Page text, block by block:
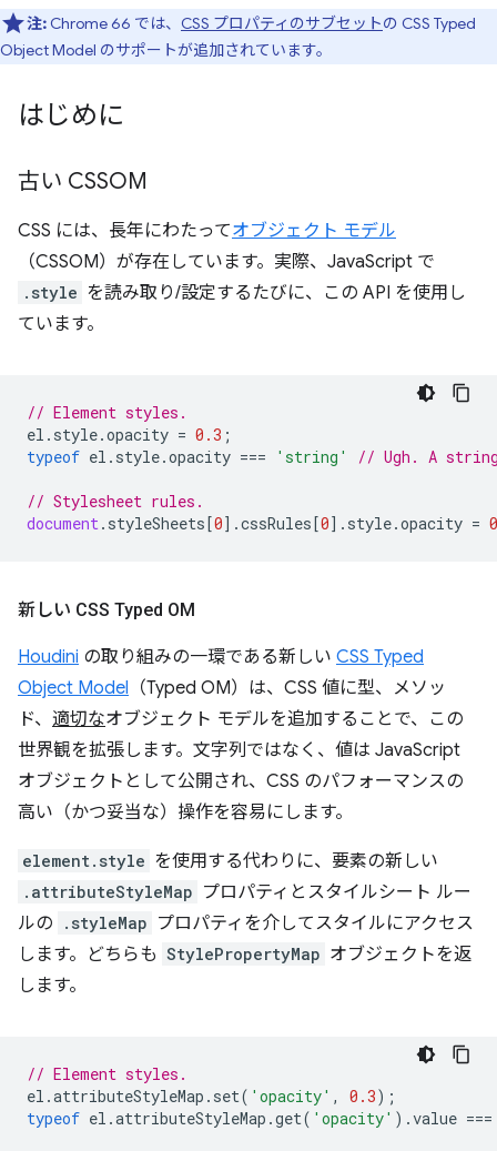
注: Chrome 66 では、 CSS プロパティのサブセットの CSS Typed
Object Model のサポートが追加されています。
はじめに
古い CSSOM
CSS には、長年にわたってオブジェクト モデル
（CSSOM）が存在しています。実際、JavaScript で
.style を読み取り/設定するたびに、この API を使用し
ています。
// Element styles.
el . style.opacity = 0.3 ;
typeof el . style.opacity === 'string' // Ugh. A
// Stylesheet rules.
document. styleSheets[0].cssRules[0]. style.opacity =
新しい CSS Typed OM
Houdini の取り組みの一環である新しい CSS Typed
Object Model （Typed OM）は、CSS 値に型、メソッ
ド、 適切なオブジェクト モデルを追加することで、この
世界観を拡張します。文字列ではなく、値は JavaScript
オブジェクトとして公開され、CSS のパフォーマンスの
高い（かつ妥当な）操作を容易にします。
element.style を使用する代わりに、要素の新しい
.attributeStyleMap プロパティとスタイルシート ルー
ルの
.styleMap プロパティを介してスタイルにアクセス
します。どちらも StylePropertyMap オブジェクトを返
します。
// Element styles.
el .attributeStyleMap . set( 'opacity' , 0.3);
typeof el .attributeStyleMap .get( 'opacity' ).value ===